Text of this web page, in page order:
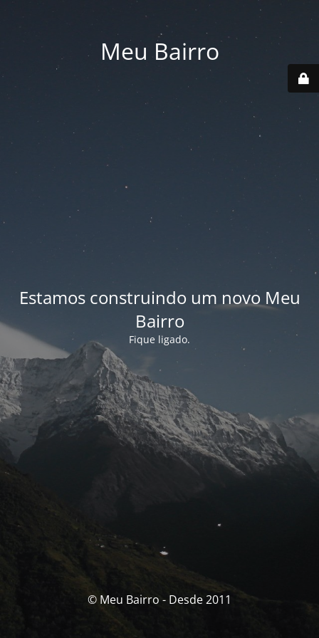
Meu Bairro
Estamos construindo um novo Meu
Bairro
Fique ligado.
© Meu Bairro - Desde 2011